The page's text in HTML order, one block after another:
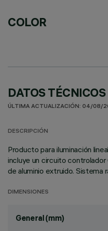
COLOR
DATOS TÉCNICOS
ÚLTIMA ACTUALIZACIÓN: 04/08/
DESCRIPCIÓN
Producto para iluminación
incluye un circuito controlador
de aluminio extruido. Sistema
DIMENSIONES
General (mm)